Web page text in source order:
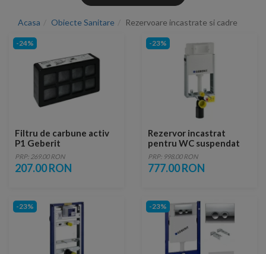
Acasa Obiecte Sanitare Rezervoare incastrate si cadre
-24%
Filtru de carbune activ
P1 Geberit
PRP: 269.00 RON
207.00 RON
-23%
Rezervor incastrat
pentru WC suspendat
Geberit Kombifix Delta
12 cm grosime
PRP: 998.00 RON
777.00 RON
-23% -23%